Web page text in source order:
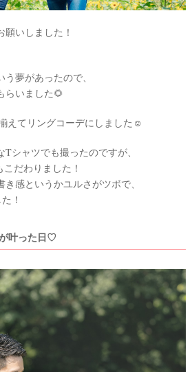
いしました！
夢があったので、
らいました🌻
えてリングコーデにしました☺
シャツでも撮ったのですが、
だわりました！
感というかユルさがツボで、
！
叶った日♡